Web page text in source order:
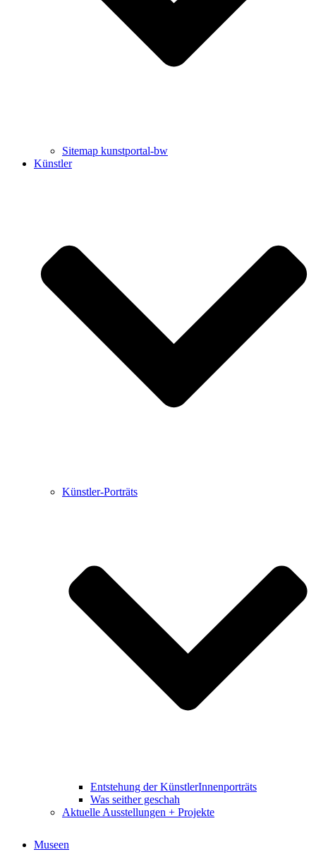
Harald Schwiers
Buchbesprechungen von Harald Schwiers
Haralds Streifzüge
Hörtipps von Harald Schwiers
Kunstausflüge mit Sigrid Balke
Marc Peschke – Out of The Länd
Buchtipps von Uli Rothfuss
Sitemap kunstportal-bw
Künstler
Künstler-Porträts
Entstehung der KünstlerInnenporträts
Was seither geschah
Aktuelle Ausstellungen + Projekte
Museen